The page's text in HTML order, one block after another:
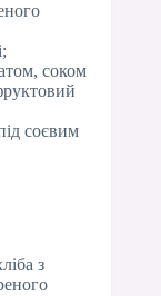
соком
соєвим
з